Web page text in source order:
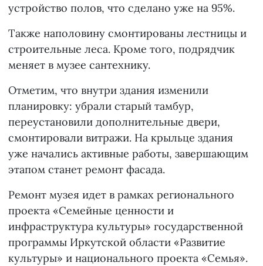
устройство полов, что сделано уже на 95%.
Также наполовину смонтированы лестницы и
строительные леса. Кроме того, подрядчик
меняет в музее сантехнику.
Отметим, что внутри здания изменили
планировку: убрали старый тамбур,
переустановили дополнительные двери,
смонтировали витражи. На крыльце здания
уже начались активные работы, завершающим
этапом станет ремонт фасада.
Ремонт музея идет в рамках регионального
проекта «Семейные ценности и
инфраструктура культуры» государственной
программы Иркутской области «Развитие
культуры» и национального проекта «Семья».